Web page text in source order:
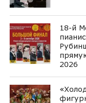
18-й
2026